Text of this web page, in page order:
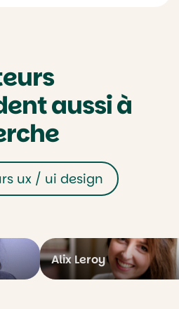
aussi à
ux / ui design
Alix Leroy